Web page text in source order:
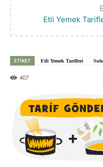
Etli Yemek
ETIKET Etli Yemek Tarifleri
407